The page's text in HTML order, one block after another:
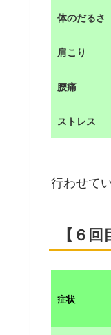
体のだるさ
肩こり
腰痛
ストレス
行わせて
【６回
症状